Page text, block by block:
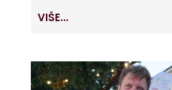
VIŠE...